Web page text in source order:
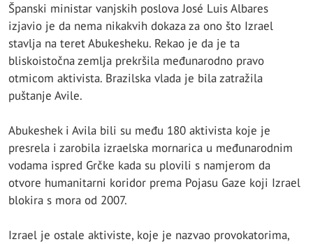
Španski ministar vanjskih poslova José Luis Albares
izjavio je da nema nikakvih dokaza za ono što Izrael
stavlja na teret Abukesheku. Rekao je da je ta
bliskoistočna zemlja prekršila međunarodno pravo
otmicom aktivista. Brazilska vlada je bila zatražila
puštanje Avile.
Abukeshek i Avila bili su među 180 aktivista koje je
presrela i zarobila izraelska mornarica u međunarodnim
vodama ispred Grčke kada su plovili s namjerom da
otvore humanitarni koridor prema Pojasu Gaze koji Izrael
blokira s mora od 2007.
Izrael je ostale aktiviste, koje je nazvao provokatorima,